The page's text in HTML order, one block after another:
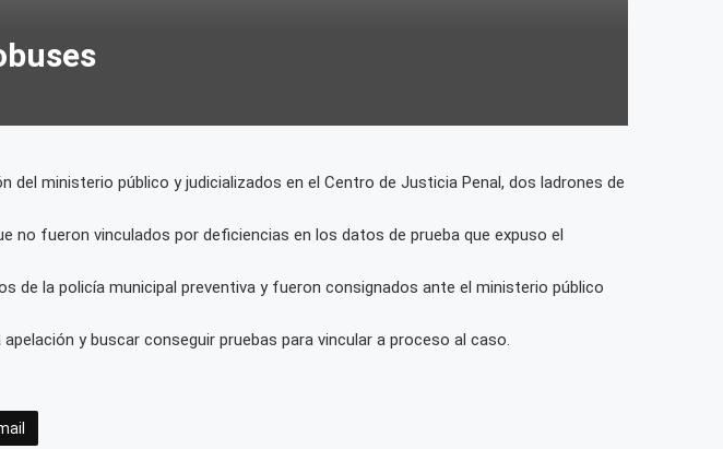
del ministerio público y judicializados en el Centro de Justicia Penal, dos ladrones de
no fueron vinculados por deficiencias en los datos de prueba que expuso el
de la policía municipal preventiva y fueron consignados ante el ministerio público
y buscar conseguir pruebas para vincular a proceso al caso.